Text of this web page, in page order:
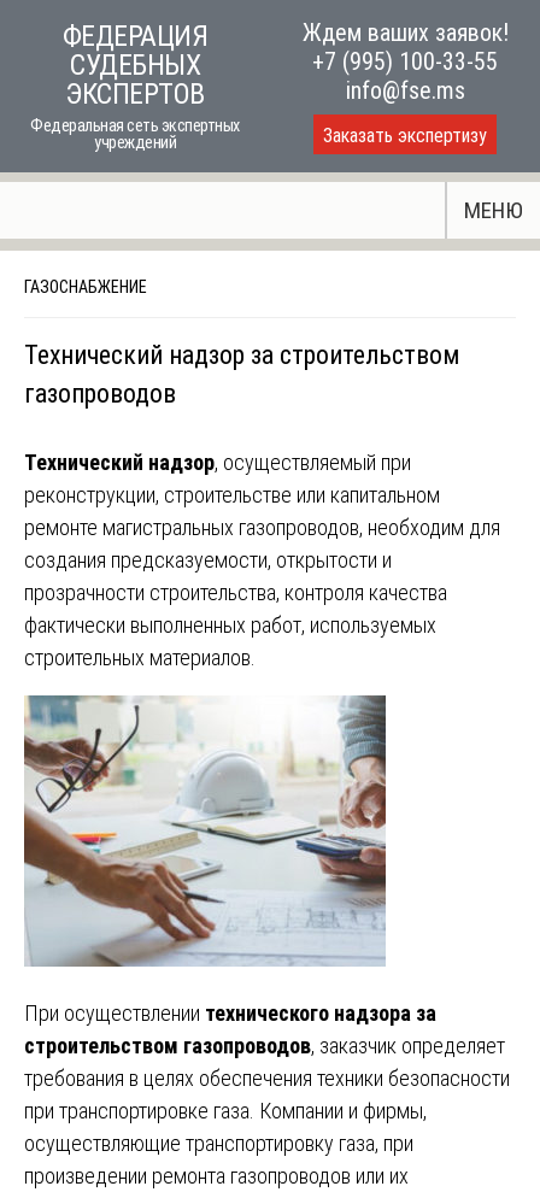
ФЕДЕРАЦИЯ
СУДЕБНЫХ
ЭКСПЕРТОВ
Федеральная сеть экспертных
учреждений
Ждем ваших заявок!
+7 (995) 100-33-55
info@fse.ms
Заказать экспертизу
МЕНЮ
ГАЗОСНАБЖЕНИЕ
Технический надзор за строительством
газопроводов
Технический надзор, осуществляемый при
реконструкции, строительстве или капитальном
ремонте магистральных газопроводов, необходим для
создания предсказуемости, открытости и
прозрачности строительства, контроля качества
фактически выполненных работ, используемых
строительных материалов.
При осуществлении технического надзора за
строительством газопроводов, заказчик определяет
требования в целях обеспечения техники безопасности
при транспортировке газа. Компании и фирмы,
осуществляющие транспортировку газа, при
произведении ремонта газопроводов или их